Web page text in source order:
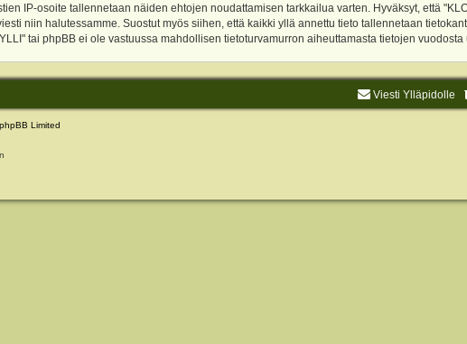
IP-osoite tallennetaan näiden ehtojen noudattamisen tarkkailua varten. Hyväksyt, että
niin halutessamme. Suostut myös siihen, että kaikki yllä annettu tieto tallennetaan
tai phpBB ei ole vastuussa mahdollisen tietoturvamurron aiheuttamasta tietojen vuodosta
Viesti Ylläpidolle
Limited